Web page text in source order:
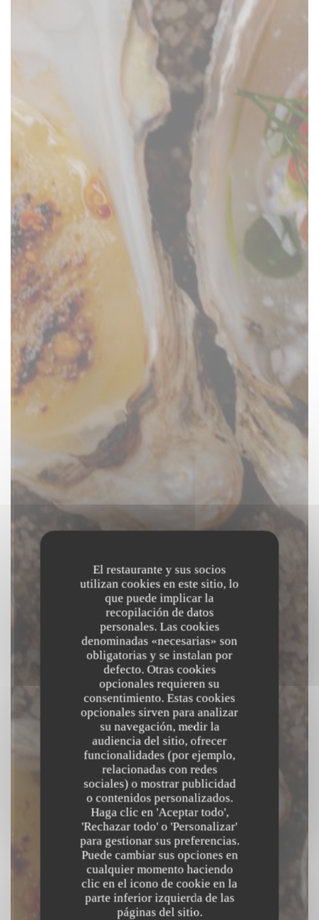
El restaurante y sus socios
utilizan cookies en este sitio, lo
que puede implicar la
recopilación de datos
personales. Las cookies
denominadas «necesarias» son
obligatorias y se instalan por
defecto. Otras cookies
opcionales requieren su
consentimiento. Estas cookies
opcionales sirven para analizar
su navegación, medir la
audiencia del sitio, ofrecer
funcionalidades (por ejemplo,
relacionadas con redes
sociales) o mostrar publicidad
o contenidos personalizados.
Haga clic en 'Aceptar todo',
'Rechazar todo' o 'Personalizar'
para gestionar sus preferencias.
Puede cambiar sus opciones en
cualquier momento haciendo
clic en el icono de cookie en la
parte inferior izquierda de las
páginas del sitio.
Au Passage
BARRA DE VINOS-BISTROT-
RESTAURANTE
|PARIS